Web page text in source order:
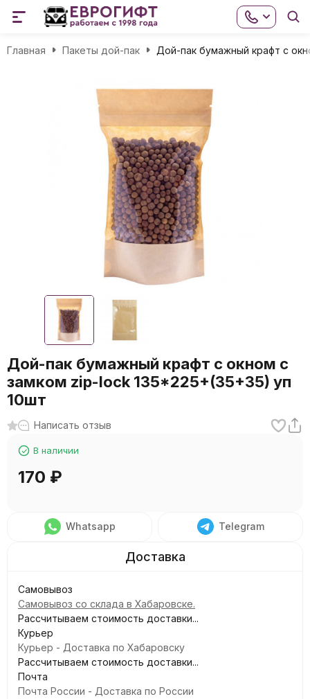
Главная Пакеты дой-пак Дой-пак бумажный крафт с
Дой-пак бумажный крафт с окном с
замком zip-lock 135*225+(35+35) уп
10шт
Написать отзыв
В наличии
170 ₽
Whatsapp Telegram
Самовывоз
Самовывоз со склада в Хабаровске.
Рассчитываем стоимость доставки...
Курьер
Курьер - Доставка по Хабаровску
Рассчитываем стоимость доставки...
Почта
Почта России - Доставка по России